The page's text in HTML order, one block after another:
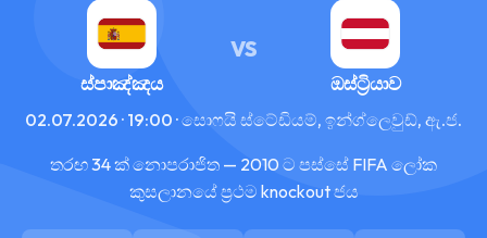
ස්පාඤ්ඤය
VS
ඔස්ට්‍රියාව
02.07.2026 · 19:00 · සොෆයි ස්ටේඩියම්, ඉන්ග්ලෙවුඩ්, ඇ.ජ.
තරඟ 34 ක් නොපරාජිත — 2010 ට පස්සේ FIFA ලෝක
කුසලානයේ ප්‍රථම knockout ජය